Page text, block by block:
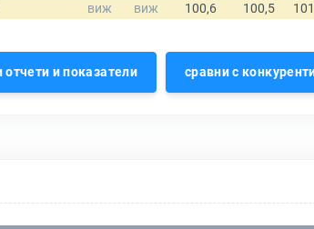
и показатели сравни с